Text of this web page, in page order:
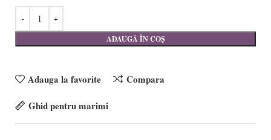
ADAUGĂ ÎN COȘ
Adauga la favorite
Compara
Ghid pentru marimi